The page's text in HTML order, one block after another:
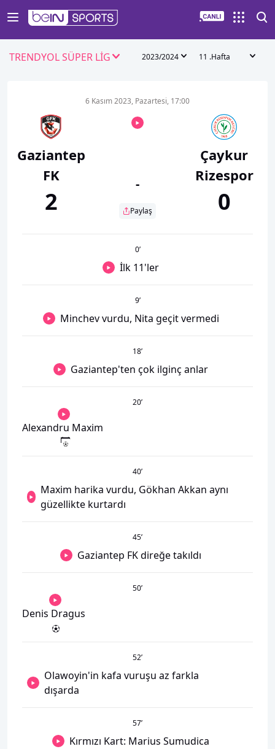
TRENDYOL SÜPER LİG 2023/2024 11 .Hafta
Gaziantep
FK
2
6 Kasım 2023, Pazartesi, 17:00
-
Paylaş
Çaykur
Rizespor
0
0’
İlk 11'ler
9’
Minchev vurdu, Nita geçit vermedi
18’
Gaziantep'ten çok ilginç anlar
20’
Alexandru Maxim
40’
Maxim harika vurdu, Gökhan Akkan aynı
güzellikte kurtardı
45’
Gaziantep FK direğe takıldı
50’
Denis Dragus
52’
Olawoyin'in kafa vuruşu az farkla
dışarda
57’
Kırmızı Kart: Marius Sumudica